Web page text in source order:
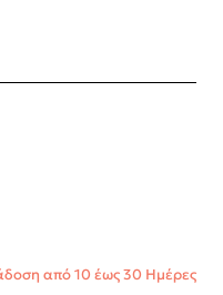
από 10 έως 30 Ημέρες